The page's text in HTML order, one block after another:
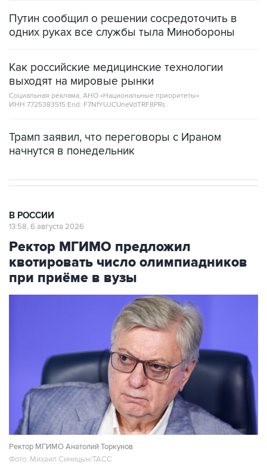
Как российские медицинские технологии
Социальная реклама, АНО «Национальные приоритеты».
ИНН 7725383515 Erid: F7NfYUJCUneVdTRF8PRs
Ректор МГИМО предложил
квотировать число олимпиадников
при приёме в вузы
Ректор МГИМО Анатолий Торкунов
Фото: Михаил Синицын/ТАСС
Москва. 6 августа. INTERFAX.RU - Ректор